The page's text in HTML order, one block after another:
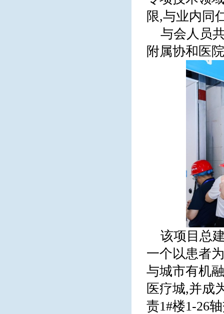
限,与业内同
与会人员
附属协和医
该项目总
一个以患者
与城市有机
医疗城,并成
责1#楼1-26